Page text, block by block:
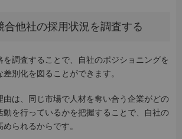
合他社の採用状況を調査する
を調査することで、自社のポジショニングを
別化を図ることができます。
由は、同じ市場で人材を奪い合う企業がどの
動を行っているかを把握することで、自社の
られるからです。